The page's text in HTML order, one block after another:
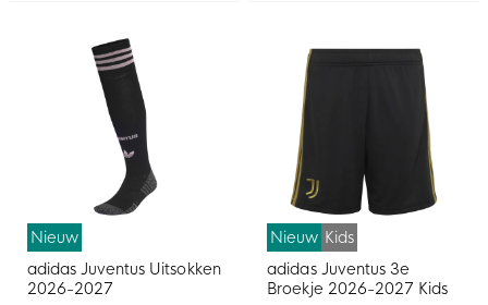
Nieuw
adidas Juventus Uitsokken
2026-2027
Nieuw Kids
adidas Juventus 3e
Broekje 2026-2027 Kids